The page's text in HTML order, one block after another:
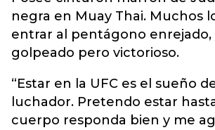
negra en Muay Thai. Muchos
entrar al pentágono enrejado,
golpeado pero victorioso.
“Estar en la UFC es el sueño
luchador. Pretendo estar
cuerpo responda bien y me